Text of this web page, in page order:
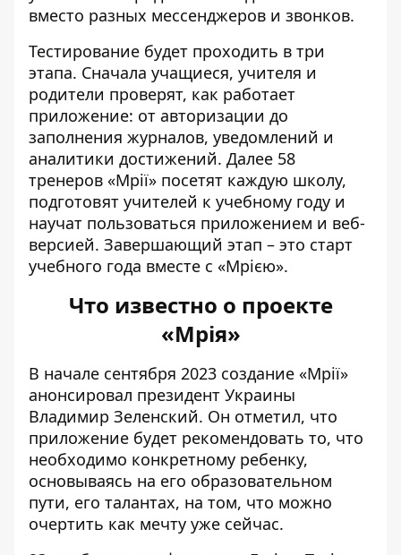
вместо разных мессенджеров и звонков.
Тестирование будет проходить в три
этапа. Сначала учащиеся, учителя и
родители проверят, как работает
приложение: от авторизации до
заполнения журналов, уведомлений и
аналитики достижений. Далее 58
тренеров «Мрії» посетят каждую школу,
подготовят учителей к учебному году и
научат пользоваться приложением и веб-
версией. Завершающий этап – это старт
учебного года вместе с «Мрією».
Что известно о проекте
«Мрія»
В начале сентября 2023 создание «Мрії»
анонсировал президент Украины
Владимир Зеленский. Он отметил, что
приложение будет рекомендовать то, что
необходимо конкретному ребенку,
основываясь на его образовательном
пути, его талантах, на том, что можно
очертить как мечту уже сейчас.